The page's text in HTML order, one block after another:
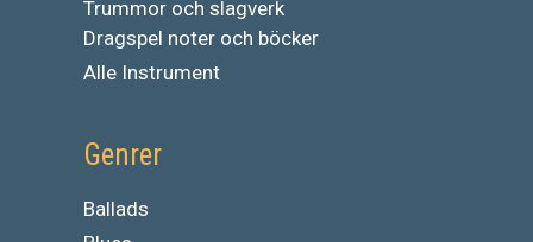
Trummor och slagverk
Dragspel noter och böcker
Alle Instrument
Genrer
Ballads